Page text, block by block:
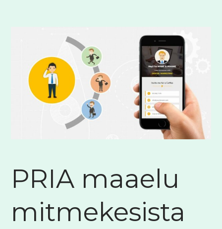
PRIA maaelu
mitmekesista